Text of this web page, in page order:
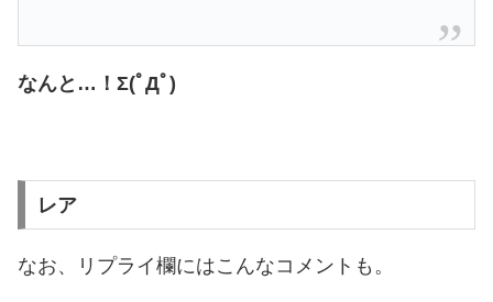
なんと…！Σ(ﾟДﾟ)
レア
なお、リプライ欄にはこんなコメントも。